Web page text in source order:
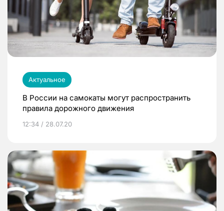
Актуальное
В России на самокаты могут распространить
правила дорожного движения
12:34 / 28.07.20